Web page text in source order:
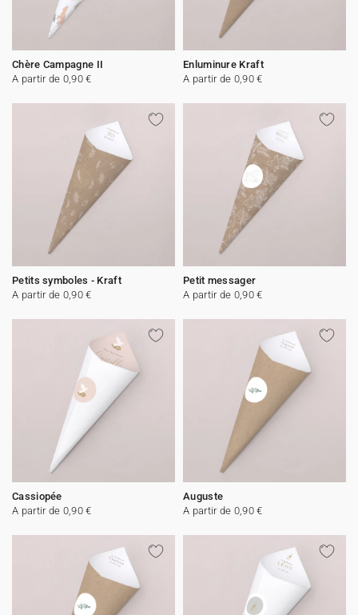
Chère Campagne II
A partir de 0,90 €
Enluminure Kraft
A partir de 0,90 €
Petits symboles - Kraft
A partir de 0,90 €
Petit messager
A partir de 0,90 €
Cassiopée
A partir de 0,90 €
Auguste
A partir de 0,90 €